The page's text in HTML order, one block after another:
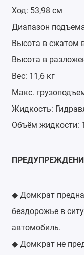
Ход: 53,98 см
Диапазон
Высота в сжатом
Высота в
Вес: 11,6 кг
Макс.
Жидкость:
Объём жидкости:
◆Домкрат
бездорожье в
автомобиль.
◆Домкрат не